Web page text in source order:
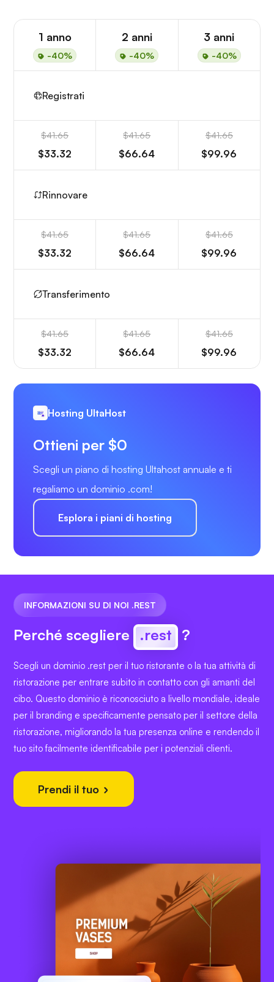
1 anno
-40%
2 anni
-40%
3 anni
-40%
Registrati
$41.65
$33.32
$41.65
$66.64
$41.65
$99.96
Rinnovare
$41.65
$33.32
$41.65
$66.64
$41.65
$99.96
Transferimento
$41.65
$33.32
$41.65
$66.64
$41.65
$99.96
Hosting UltaHost
Ottieni per $0
Scegli un piano di hosting Ultahost annuale e ti
regaliamo un dominio .com!
Esplora i piani di hosting
INFORMAZIONI SU DI NOI .REST
Perché scegliere .rest ?
Scegli un dominio .rest per il tuo ristorante o la tua attività di
ristorazione per entrare subito in contatto con gli amanti del
cibo. Questo dominio è riconosciuto a livello mondiale, ideale
per il branding e specificamente pensato per il settore della
ristorazione, migliorando la tua presenza online e rendendo il
tuo sito facilmente identificabile per i potenziali clienti.
Prendi il tuo